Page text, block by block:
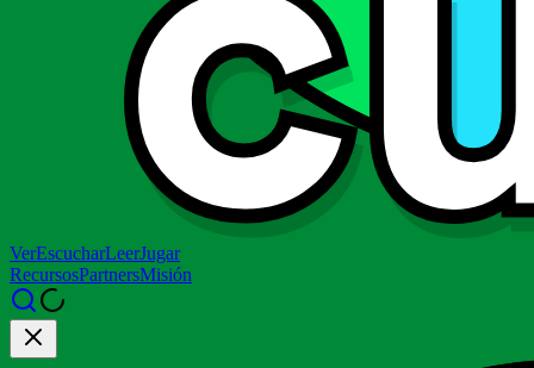
VerEscucharLeerJugar
RecursosPartnersMisión